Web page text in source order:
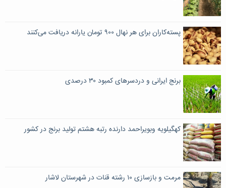
پسته‌کاران برای هر نهال ۹۰۰ تومان یارانه دریافت می‌کنند
برنج ایرانی و دردسرهای کمبود ۳۰ درصدی
کهگیلویه وبویراحمد دارنده رتبه هشتم تولید برنج در کشور
مرمت و بازسازی ١٠ رشته قنات در شهرستان لاشار